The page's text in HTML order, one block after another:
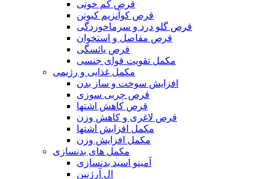
قرص کم خونی
قرص کوآنزیم کیوتن
قرص گلو درد و سرماخوردگی
قرص مفاصل و استخوان
قرص یائسگی
مکمل تقویت قوای جنسی
مکمل غذایی و رژیمی
افزایش سوخت و ساز بدن
قرص چربی سوزی
قرص کاهش اشتها
قرص لاغری و کاهش وزن
مکمل افزایش اشتها
مکمل افزایش وزن
مکمل های بدنسازی
آمینو اسید بدنسازی
ال آرژنین